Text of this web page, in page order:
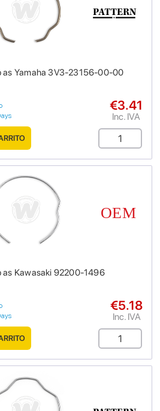
as Yamaha 3V3-23156-00-00
€3.41
Inc. IVA
as Kawasaki 92200-1496
€5.18
Inc. IVA